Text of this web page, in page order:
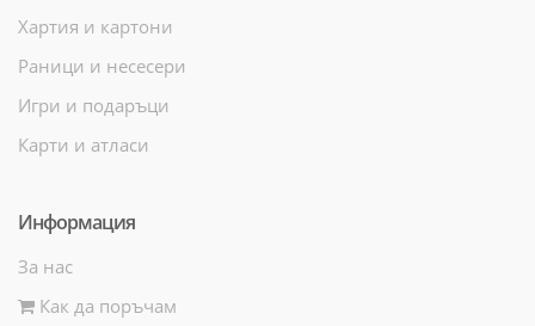
Хартия и картони
Раници и несесери
Игри и подаръци
Карти и атласи
Информация
За нас
Как да поръчам